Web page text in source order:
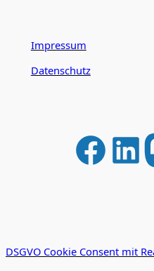
Impressum
Datenschutz
Facebook LinkedIn
DSGVO Cookie Consent mit